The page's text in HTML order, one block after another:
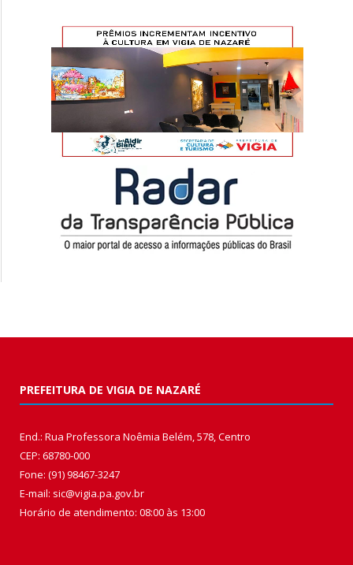
PREFEITURA DE VIGIA DE NAZARÉ
End.: Rua Professora Noêmia Belém, 578, Centro
CEP: 68780-000
Fone: (91) 98467-3247
E-mail: sic@vigia.pa.gov.br
Horário de atendimento: 08:00 às 13:00